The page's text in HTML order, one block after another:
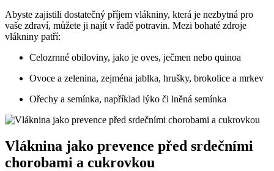
Abyste zajistili dostatečný příjem vlákniny, která je nezbytná pro
vaše zdraví, můžete ji najít v řadě potravin. Mezi bohaté zdroje
vlákniny patří:
Celozrnné obiloviny, jako je oves, ječmen nebo quinoa
Ovoce a zelenina, zejména jablka, hrušky, brokolice a mrkev
Ořechy a semínka, například lýko či lněná semínka
Vláknina jako prevence před srdečními
chorobami a cukrovkou